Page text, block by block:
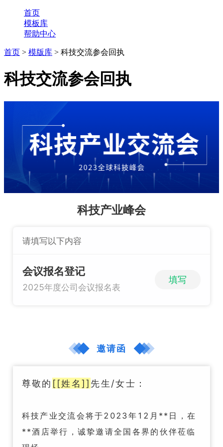
首页
模板库
帮助中心
首页 > 模版库 > 科技交流参会回执
科技交流参会回执